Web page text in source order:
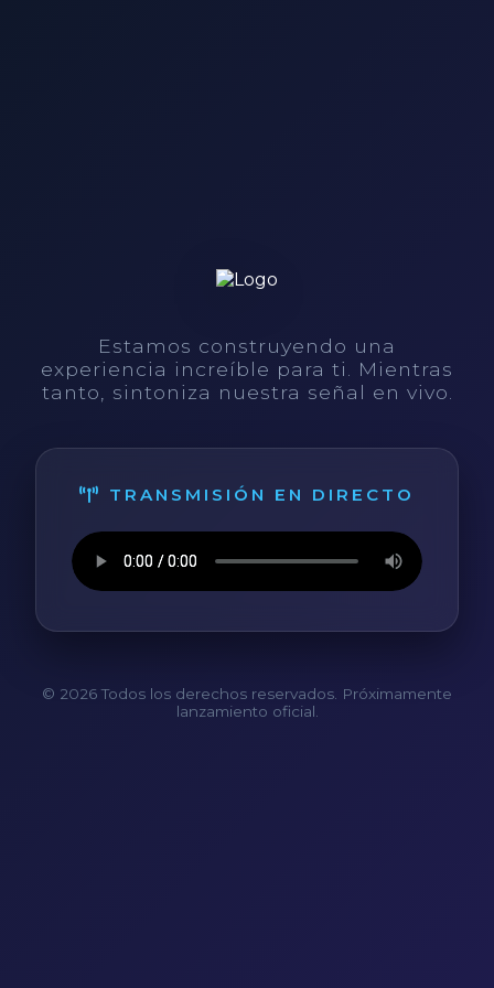
Estamos construyendo una
experiencia increíble para ti. Mientras
tanto, sintoniza nuestra señal en vivo.
TRANSMISIÓN EN DIRECTO
© 2026 Todos los derechos reservados. Próximamente
lanzamiento oficial.